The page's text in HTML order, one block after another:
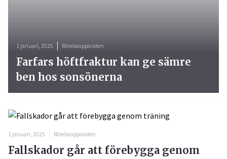
1 januari, 2025 Rörelseapparaten
Farfars höftfraktur kan ge sämre
ben hos sonsönerna
1 januari, 2025 Rörelseapparaten
Fallskador går att förebygga genom